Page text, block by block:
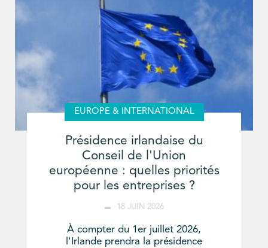
EUROPE & INTERNATIONAL
Présidence irlandaise du
Conseil de l'Union
européenne : quelles priorités
pour les entreprises ?
18 JUIN 2026
À compter du 1er juillet 2026,
l'Irlande prendra la présidence